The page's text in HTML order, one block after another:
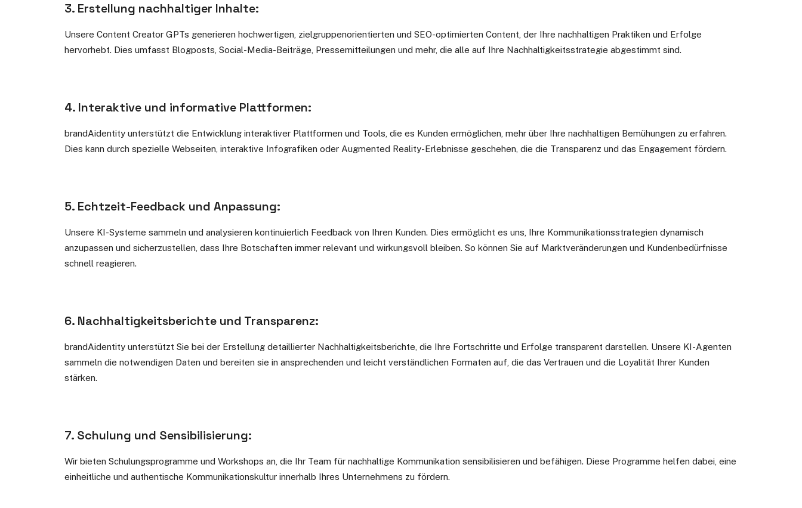
3. Erstellung nachhaltiger Inhalte:
Unsere Content Creator GPTs generieren hochwertigen, zielgruppenorientierten und SEO-optimierten Content, der Ihre nachhaltigen Praktiken und Erfolge
hervorhebt. Dies umfasst Blogposts, Social-Media-Beiträge, Pressemitteilungen und mehr, die alle auf Ihre Nachhaltigkeitsstrategie abgestimmt sind.
4. Interaktive und informative Plattformen:
brandAidentity unterstützt die Entwicklung interaktiver Plattformen und Tools, die es Kunden ermöglichen, mehr über Ihre nachhaltigen Bemühungen zu erfahren.
Dies kann durch spezielle Webseiten, interaktive Infografiken oder Augmented Reality-Erlebnisse geschehen, die die Transparenz und das Engagement fördern.
5. Echtzeit-Feedback und Anpassung:
Unsere KI-Systeme sammeln und analysieren kontinuierlich Feedback von Ihren Kunden. Dies ermöglicht es uns, Ihre Kommunikationsstrategien dynamisch
anzupassen und sicherzustellen, dass Ihre Botschaften immer relevant und wirkungsvoll bleiben. So können Sie auf Marktveränderungen und Kundenbedürfnisse
schnell reagieren.
6. Nachhaltigkeitsberichte und Transparenz:
brandAidentity unterstützt Sie bei der Erstellung detaillierter Nachhaltigkeitsberichte, die Ihre Fortschritte und Erfolge transparent darstellen. Unsere KI-Agenten
sammeln die notwendigen Daten und bereiten sie in ansprechenden und leicht verständlichen Formaten auf, die das Vertrauen und die Loyalität Ihrer Kunden
stärken.
7. Schulung und Sensibilisierung:
Wir bieten Schulungsprogramme und Workshops an, die Ihr Team für nachhaltige Kommunikation sensibilisieren und befähigen. Diese Programme helfen dabei, eine
einheitliche und authentische Kommunikationskultur innerhalb Ihres Unternehmens zu fördern.